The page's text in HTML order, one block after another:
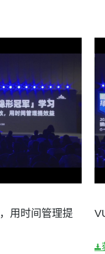
用时间管理提